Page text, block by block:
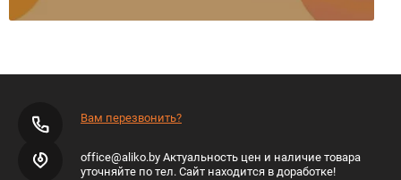
Вам перезвонить?
office@aliko.by Актуальность цен и наличие товара
уточняйте по тел. Сайт находится в доработке!